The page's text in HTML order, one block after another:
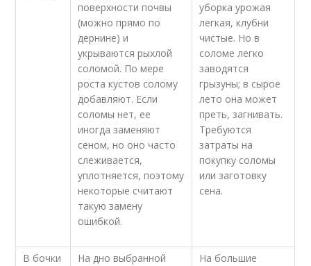
поверхности почвы
(можно прямо по
дернине) и
укрываются рыхлой
соломой. По мере
роста кустов солому
добавляют. Если
соломы нет, ее
иногда заменяют
сеном, но оно часто
слеживается,
уплотняется, поэтому
некоторые считают
такую замену
ошибкой.
уборка урожая
легкая, клубни
чистые. Но в
соломе легко
заводятся
грызуны; в сырое
лето она может
преть, загнивать.
Требуются
затраты на
покупку соломы
или заготовку
сена.
В бочки
На дно выбранной
На большие